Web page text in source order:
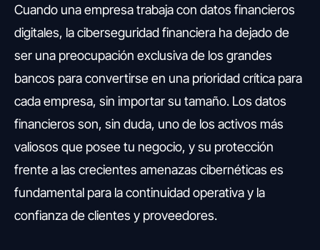
Cuando una empresa trabaja con datos financieros
digitales, la ciberseguridad financiera ha dejado de
ser una preocupación exclusiva de los grandes
bancos para convertirse en una prioridad crítica para
cada empresa, sin importar su tamaño. Los datos
financieros son, sin duda, uno de los activos más
valiosos que posee tu negocio, y su protección
frente a las crecientes amenazas cibernéticas es
fundamental para la continuidad operativa y la
confianza de clientes y proveedores.